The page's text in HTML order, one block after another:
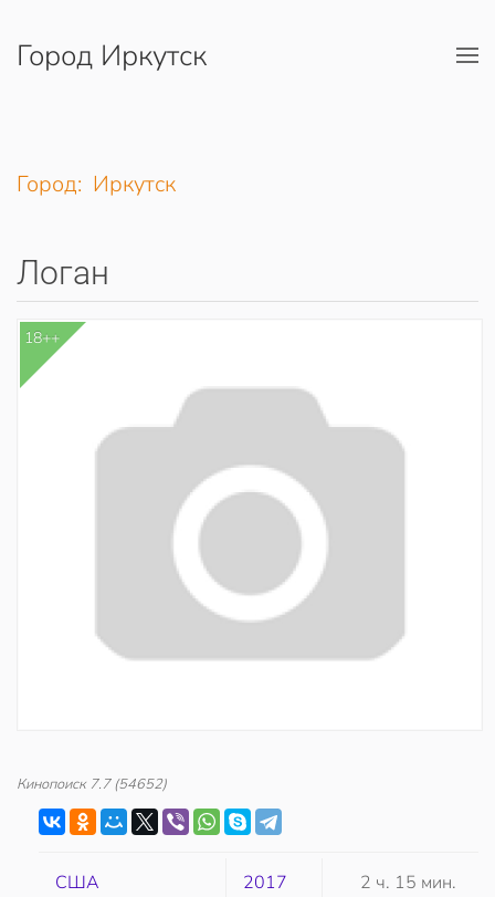
Перейти к содержимому
Город Иркутск
Город: Иркутск
Логан
18++
Кинопоиск 7.7(54652)
США 2017 2 ч. 15 мин.